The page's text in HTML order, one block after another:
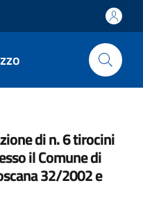
di n. 6 tirocini
il Comune di
32/2002 e